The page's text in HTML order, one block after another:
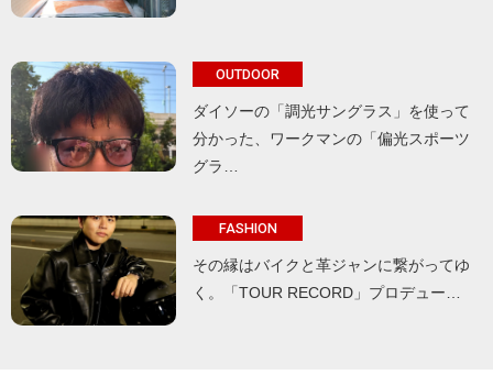
OUTDOOR
ダイソーの「調光サングラス」を使って
分かった、ワークマンの「偏光スポーツ
グラ…
FASHION
その縁はバイクと革ジャンに繋がってゆ
く。「TOUR RECORD」プロデュー…